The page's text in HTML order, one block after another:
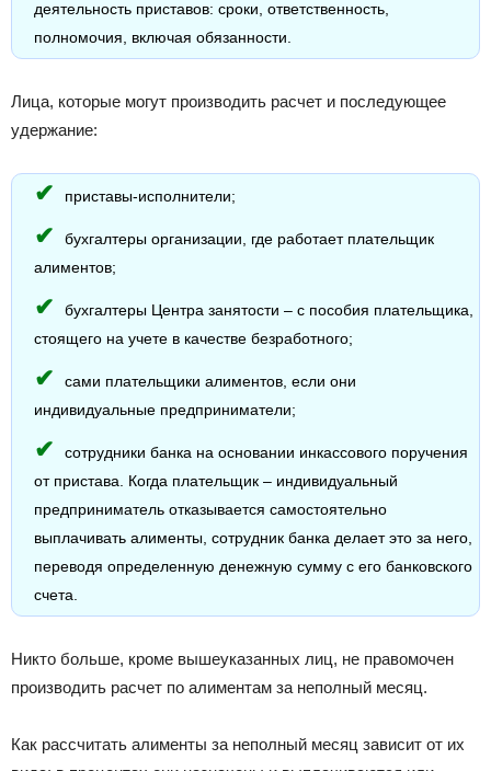
деятельность приставов: сроки, ответственность,
полномочия, включая обязанности.
Лица, которые могут производить расчет и последующее
удержание:
приставы-исполнители;
бухгалтеры организации, где работает плательщик
алиментов;
бухгалтеры Центра занятости – с пособия плательщика,
стоящего на учете в качестве безработного;
сами плательщики алиментов, если они
индивидуальные предприниматели;
сотрудники банка на основании инкассового поручения
от пристава. Когда плательщик – индивидуальный
предприниматель отказывается самостоятельно
выплачивать алименты, сотрудник банка делает это за него,
переводя определенную денежную сумму с его банковского
счета.
Никто больше, кроме вышеуказанных лиц, не правомочен
производить расчет по алиментам за неполный месяц.
Как рассчитать алименты за неполный месяц зависит от их